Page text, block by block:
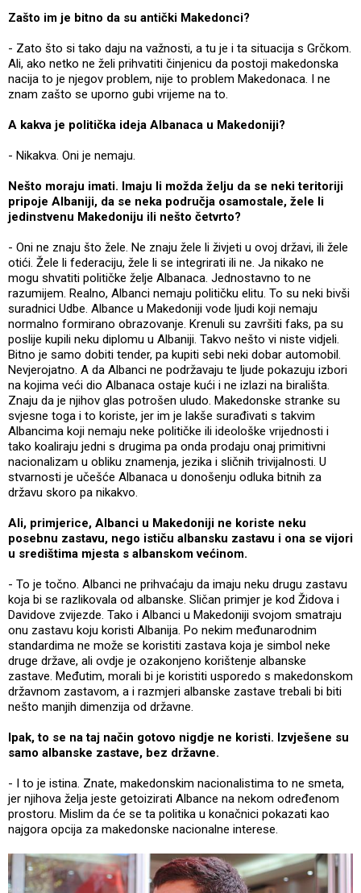
Zašto im je bitno da su antički Makedonci?
- Zato što si tako daju na važnosti, a tu je i ta situacija s Grčkom.
Ali, ako netko ne želi prihvatiti činjenicu da postoji makedonska
nacija to je njegov problem, nije to problem Makedonaca. I ne
znam zašto se uporno gubi vrijeme na to.
A kakva je politička ideja Albanaca u Makedoniji?
- Nikakva. Oni je nemaju.
Nešto moraju imati. Imaju li možda želju da se neki teritoriji
pripoje Albaniji, da se neka područja osamostale, žele li
jedinstvenu Makedoniju ili nešto četvrto?
- Oni ne znaju što žele. Ne znaju žele li živjeti u ovoj državi, ili žele
otići. Žele li federaciju, žele li se integrirati ili ne. Ja nikako ne
mogu shvatiti političke želje Albanaca. Jednostavno to ne
razumijem. Realno, Albanci nemaju političku elitu. To su neki bivši
suradnici Udbe. Albance u Makedoniji vode ljudi koji nemaju
normalno formirano obrazovanje. Krenuli su završiti faks, pa su
poslije kupili neku diplomu u Albaniji. Takvo nešto vi niste vidjeli.
Bitno je samo dobiti tender, pa kupiti sebi neki dobar automobil.
Nevjerojatno. A da Albanci ne podržavaju te ljude pokazuju izbori
na kojima veći dio Albanaca ostaje kući i ne izlazi na birališta.
Znaju da je njihov glas potrošen uludo. Makedonske stranke su
svjesne toga i to koriste, jer im je lakše surađivati s takvim
Albancima koji nemaju neke političke ili ideološke vrijednosti i
tako koaliraju jedni s drugima pa onda prodaju onaj primitivni
nacionalizam u obliku znamenja, jezika i sličnih trivijalnosti. U
stvarnosti je učešće Albanaca u donošenju odluka bitnih za
državu skoro pa nikakvo.
Ali, primjerice, Albanci u Makedoniji ne koriste neku
posebnu zastavu, nego ističu albansku zastavu i ona se vijori
u središtima mjesta s albanskom većinom.
- To je točno. Albanci ne prihvaćaju da imaju neku drugu zastavu
koja bi se razlikovala od albanske. Sličan primjer je kod Židova i
Davidove zvijezde. Tako i Albanci u Makedoniji svojom smatraju
onu zastavu koju koristi Albanija. Po nekim međunarodnim
standardima ne može se koristiti zastava koja je simbol neke
druge države, ali ovdje je ozakonjeno korištenje albanske
zastave. Međutim, morali bi je koristiti usporedo s makedonskom
državnom zastavom, a i razmjeri albanske zastave trebali bi biti
nešto manjih dimenzija od državne.
Ipak, to se na taj način gotovo nigdje ne koristi. Izvješene su
samo albanske zastave, bez državne.
- I to je istina. Znate, makedonskim nacionalistima to ne smeta,
jer njihova želja jeste getoizirati Albance na nekom određenom
prostoru. Mislim da će se ta politika u konačnici pokazati kao
najgora opcija za makedonske nacionalne interese.